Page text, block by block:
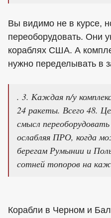
Вы видимо не в курсе,
переоборудовать. Они
кораблях США. А
нужно переделывать в
. 3. Каждая п/у
24 ракеты. Всего 48.
смысл
ослабляя ПРО, когда
берегам Румынии и
сотней топоров на
Корабли в Черном и